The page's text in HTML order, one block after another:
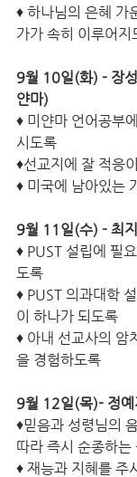
♦ 하나님의 은혜 가
가가 속히 이루어지
9월 10일(화) - 장
얀마)
♦ 미얀마 언어공부
시도록
♦선교지에 잘 적응
♦ 미국에 남아있는
9월 11일(수) - 최
♦ PUST 설립에 필
도록
♦ PUST 의과대학
이 하나가 되도록
♦ 아내 선교사의 암
을 경험하도록
9월 12일(목)- 정예
♦믿음과 성령님의
따라 즉시 순종하
♦ 재능과 지혜를 주